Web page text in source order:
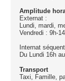
Amplitude
Externat :
Lundi, mardi,
Vendredi : 9h-
Internat
Du Lundi 16h
Transport
Taxi, Famille,